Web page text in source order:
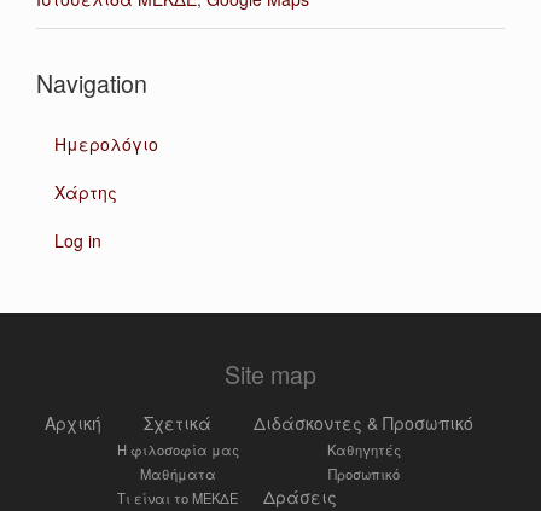
Navigation
Ημερολόγιο
Χάρτης
Log in
Site map
Αρχική Σχετικά
Η φιλοσοφία μας
Μαθήματα
Τι είναι το ΜΕΚΔΕ
Διδάσκοντες & Προσωπικό
Καθηγητές
Προσωπικό
Δράσεις